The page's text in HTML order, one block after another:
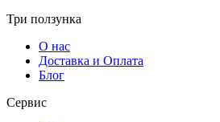
Три ползунка
О нас
Доставка и Оплата
Блог
Сервис